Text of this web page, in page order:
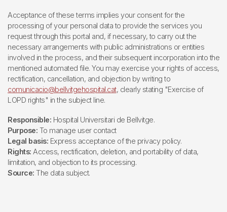
Acceptance of these terms implies your consent for the
processing of your personal data to provide the services you
request through this portal and, if necessary, to carry out the
necessary arrangements with public administrations or entities
involved in the process, and their subsequent incorporation into the
mentioned automated file. You may exercise your rights of access,
rectification, cancellation, and objection by writing to
comunicacio@bellvitgehospital.cat, clearly stating "Exercise of
LOPD rights" in the subject line.
Responsible: Hospital Universitari de Bellvitge.
Purpose: To manage user contact
Legal basis: Express acceptance of the privacy policy.
Rights: Access, rectification, deletion, and portability of data,
limitation, and objection to its processing.
Source: The data subject.